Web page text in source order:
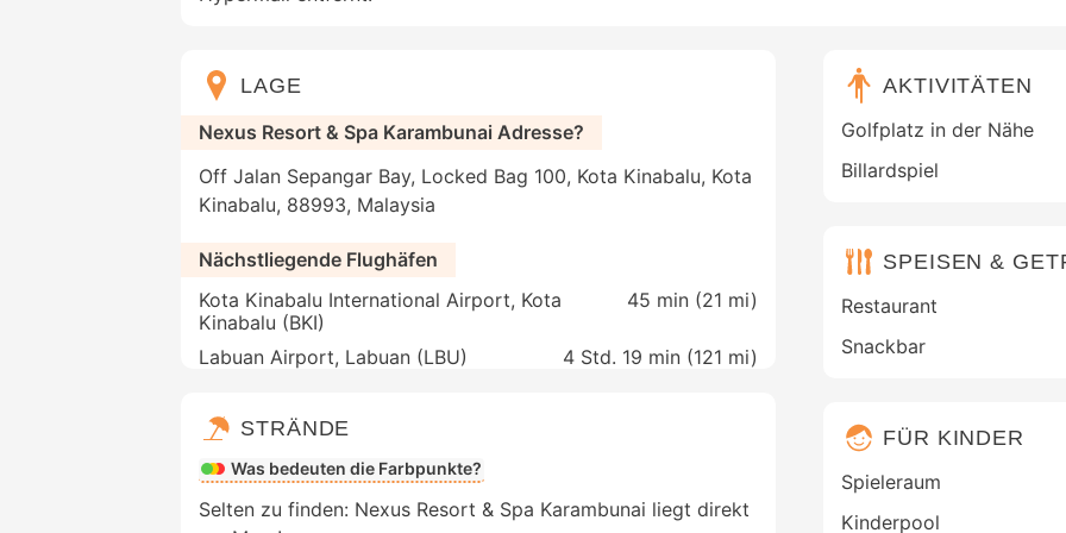
LAGE
Nexus Resort & Spa Karambunai Adresse?
Off Jalan Sepangar Bay, Locked Bag 100, Kota Kinabalu, Kota
Kinabalu, 88993, Malaysia
Nächstliegende Flughäfen
Kota Kinabalu International Airport, Kota
Kinabalu (BKI)
45 min (21 mi)
Labuan Airport, Labuan (LBU) 4 Std. 19 min (121 mi)
STRÄNDE
Was bedeuten die Farbpunkte?
Selten zu finden: Nexus Resort & Spa Karambunai liegt direkt
AKTIVITÄTEN
Golfplatz in der Nähe
Billardspiel
SPEISEN &
Restaurant
Snackbar
FÜR KINDER
Spieleraum
Kinderpool